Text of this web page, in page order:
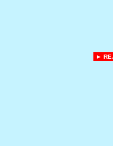
►